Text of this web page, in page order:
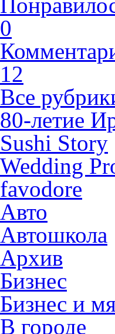
0
12
Все
80-летие
Sushi Story
Wedding
favodore
Авто
Автошкола
Архив
Бизнес
Бизнес и
В городе